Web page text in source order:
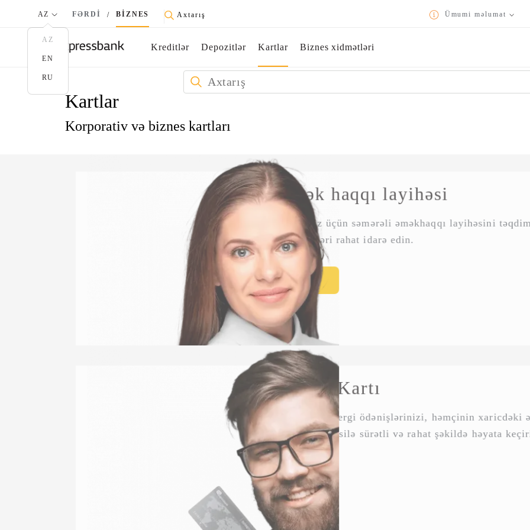
AZ
AZ
EN
RU
FƏRDİ / BİZNES Axtarış Ümumi məlumat
Kreditlər Depozitlər Kartlar Biznes xidmətləri
Kartlar
Korporativ və biznes kartları
Əmək haqqı layihəsi
Şirkətiniz üçün səmərəli əməkhaqqı layihəsini
vasitəsilə köçürmələri rahat idarə edin.
Ətraflı
Biznes Kartı
Gömrük və vergi ödənişlərinizi, həmçinin
Ödəniş Portalı vasitəsilə sürətli və rahat şəkildə
Ətraflı